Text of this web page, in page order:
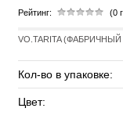
Рейтинг: (0
VO.TARITA
Кол-во в упаковке:
Цвет: